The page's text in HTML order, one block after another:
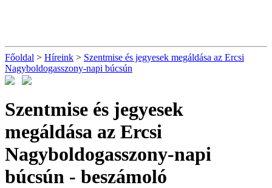
Főoldal > Híreink > Szentmise és jegyesek megáldása az Ercsi
Nagyboldogasszony-napi búcsún
Szentmise és jegyesek
megáldása az Ercsi
Nagyboldogasszony-napi
búcsún - beszámoló